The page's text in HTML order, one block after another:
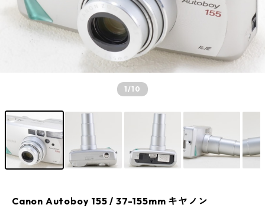
1/10
Canon Autoboy 155 / 37-155mm キヤノン